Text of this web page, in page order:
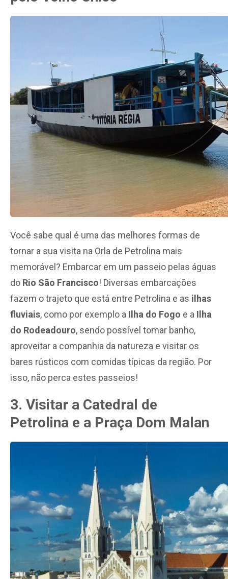
Você sabe qual é uma das melhores formas de
tornar a sua visita na Orla de Petrolina mais
memorável? Embarcar em um passeio pelas águas
do Rio São Francisco! Diversas embarcações
fazem o trajeto que está entre Petrolina e as ilhas
fluviais, como por exemplo a Ilha do Fogo e a Ilha
do Rodeadouro, sendo possível tomar banho,
aproveitar a companhia da natureza e visitar os
bares rústicos com comidas típicas da região. Por
isso, não perca estes passeios!
3. Visitar a Catedral de
Petrolina e a Praça Dom Malan